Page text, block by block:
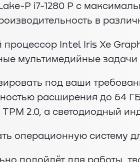
P i7-1280 P с
в
Intel Iris Xe
мультимедийные задачи
под ваши
расширения до 64
2.0, а светодиодный
операционную систему
подойдёт для работы,